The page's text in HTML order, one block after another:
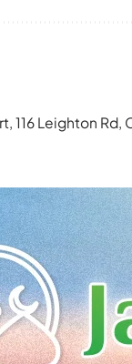
116 Leighton Rd,